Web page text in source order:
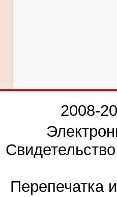
2008-
Перепечатка